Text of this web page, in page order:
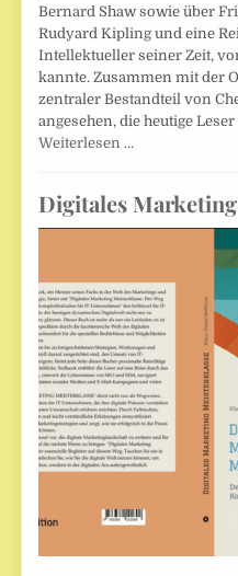
Bernard Shaw sowie über
Rudyard Kipling und eine
Intellektueller seiner Zeit,
kannte. Zusammen mit der
zentraler Bestandteil von
angesehen, die heutige
Weiterlesen …
Digitales